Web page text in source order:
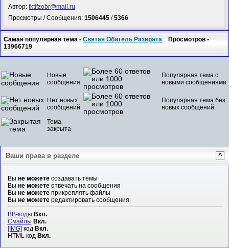
Автор:fktifzobr@mail.ru
Просмотры / Сообщения:1506445 /5366
Самая популярная тема -Святая Обитель Разврата Просмотров -
13966719
Новые
сообщения
Популярная тема с
новыми сообщениями
Нет новых
сообщений
Популярная тема без
новых сообщений
Тема
закрыта
Ваши права в разделе ^
Вы не можетесоздавать темы
Вы не можетеотвечать на сообщения
Вы не можетеприкреплять файлы
Вы не можетередактировать сообщения
BB-коды Вкл.
Смайлы Вкл.
[IMG]код Вкл.
HTML код Вкл.